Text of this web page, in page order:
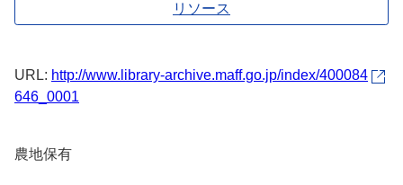
リソース
URL: http://www.library-archive.maff.go.jp/index/400084
646_0001
農地保有